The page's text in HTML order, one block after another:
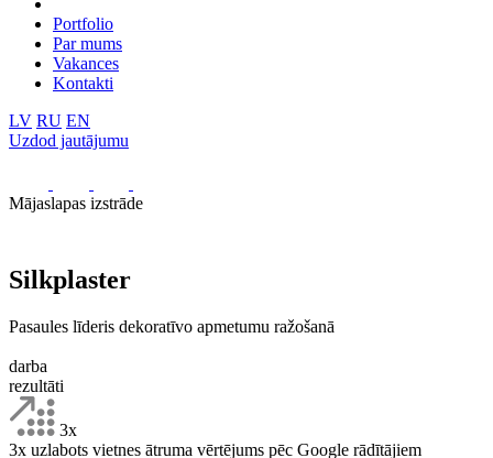
Portfolio
Par mums
Vakances
Kontakti
LV RU EN
Uzdod jautājumu
Mājaslapas izstrāde
Silkplaster
Pasaules līderis dekoratīvo apmetumu ražošanā
darba
rezultāti
3х
3х uzlabots vietnes ātruma vērtējums pēc Google rādītājiem